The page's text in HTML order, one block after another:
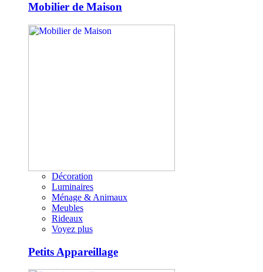
Mobilier de Maison
Décoration
Luminaires
Ménage & Animaux
Meubles
Rideaux
Voyez plus
Petits Appareillage